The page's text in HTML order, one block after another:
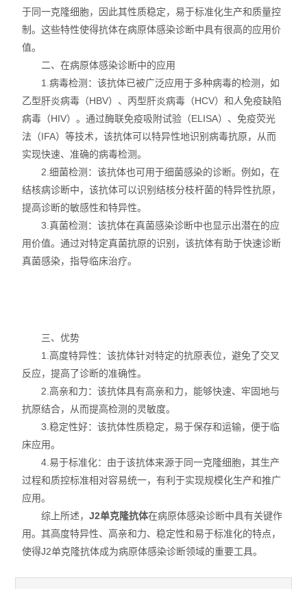
生物化学检测试剂盒
荧光检测简易装置
动植物病原体检测试剂盒
离子通道研究用多肽毒素
实验室个人防护产品
细胞生物学检测试剂盒
干细胞培养添加因子
食品安全检测试剂
实验室技术服务
于同一克隆细胞，因此其性质稳定，易于标准化生产和质量控
制。这些特性使得抗体在病原体感染诊断中具有很高的应用价
值。
二、在病原体感染诊断中的应用
1.病毒检测：该抗体已被广泛应用于多种病毒的检测，如
乙型肝炎病毒（HBV）、丙型肝炎病毒（HCV）和人免疫缺陷
病毒（HIV）。通过酶联免疫吸附试验（ELISA）、免疫荧光
法（IFA）等技术，该抗体可以特异性地识别病毒抗原，从而
实现快速、准确的病毒检测。
2.细菌检测：该抗体也可用于细菌感染的诊断。例如，在
结核病诊断中，该抗体可以识别结核分枝杆菌的特异性抗原，
提高诊断的敏感性和特异性。
3.真菌检测：该抗体在真菌感染诊断中也显示出潜在的应
用价值。通过对特定真菌抗原的识别，该抗体有助于快速诊断
真菌感染，指导临床治疗。
三、优势
1.高度特异性：该抗体针对特定的抗原表位，避免了交叉
反应，提高了诊断的准确性。
2.高亲和力：该抗体具有高亲和力，能够快速、牢固地与
抗原结合，从而提高检测的灵敏度。
3.稳定性好：该抗体性质稳定，易于保存和运输，便于临
床应用。
4.易于标准化：由于该抗体来源于同一克隆细胞，其生产
过程和质控标准相对容易统一，有利于实现规模化生产和推广
应用。
综上所述，J2单克隆抗体在病原体感染诊断中具有关键作
用。其高度特异性、高亲和力、稳定性和易于标准化的特点，
使得J2单克隆抗体成为病原体感染诊断领域的重要工具。